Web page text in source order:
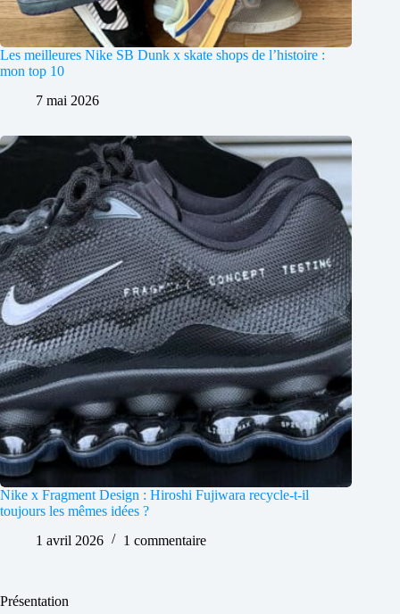
Les meilleures Nike SB Dunk x skate shops de l’histoire :
mon top 10
7 mai 2026
Nike x Fragment Design : Hiroshi Fujiwara recycle-t-il
toujours les mêmes idées ?
1 avril 2026
1 commentaire
Présentation